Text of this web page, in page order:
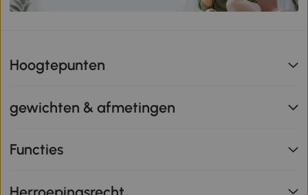
Hoogtepunten
gewichten & afmetingen
Functies